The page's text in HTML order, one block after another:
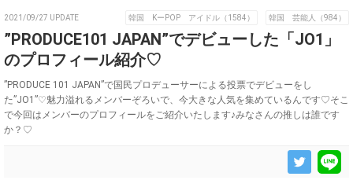
2021/09/27 UPDATE 韓国 KーPOP アイドル（1584） 韓国 芸能人（984）
”PRODUCE101 JAPAN”でデビューした「JO1」
のプロフィール紹介♡
”PRODUCE 101 JAPAN”で国民プロデューサーによる投票でデビューをし
た”JO1”♡魅力溢れるメンバーぞろいで、今大きな人気を集めているんです♡そこ
で今回はメンバーのプロフィールをご紹介いたします♪みなさんの推しは誰です
か？♡